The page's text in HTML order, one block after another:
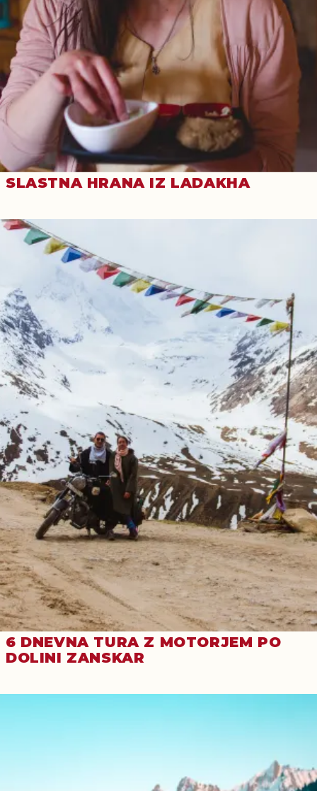
SLASTNA HRANA IZ LADAKHA
6 DNEVNA TURA Z MOTORJEM PO
DOLINI ZANSKAR